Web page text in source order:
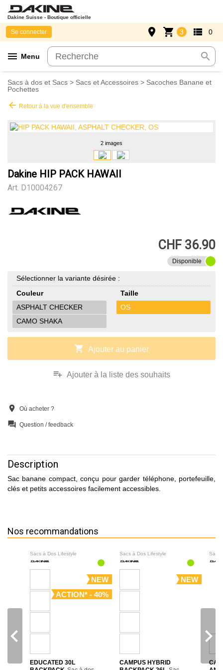
Dakine Suisse - Boutique officielle
menu Menu search
Se connecter place shopping_cart 3 view_list 0
Sacs à dos et Sacs > Sacs et Accessoires > Sacoches Banane et
Pochettes
arrow_back Retour à la vue d'ensemble
2 images
Dakine HIP PACK HAWAII
Art. D10004267
CHF 36.90
Disponible
Sélectionner la variante désirée :
Couleur
ASPHALT CHECKER
CAMO SHAKA
Taille
OS
shopping_cart Ajouter au panier
playlist_add Ajouter à la liste des souhaits
location_on Où acheter ?
question_answer Question / feedback
Description
Sac banane compact, conçu pour garder téléphone, portefeuille,
clés et petits accessoires facilement accessibles.
Nos recommandations
Sacs à Dos Lifestyle
NEW
ACTION* - 40%
EDUCATED 30L
Sacs à Dos Lifestyle
NEW
CAMPUS HYBRID
Sacs
navigate_before navigate_next